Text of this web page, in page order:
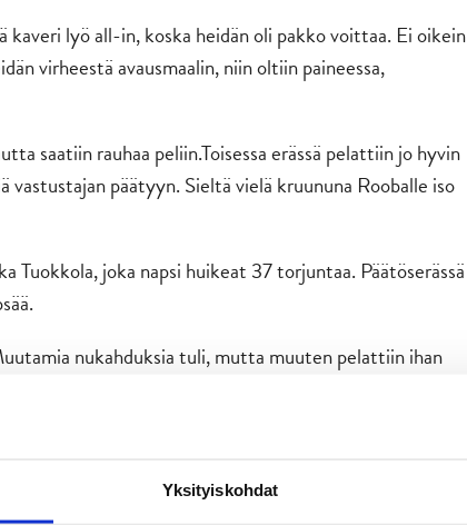
Yksityiskohdat
lyö all-in, koska heidän oli pakko voittaa. Ei oikein
virheestä avausmaalin, niin oltiin paineessa,
saatiin rauhaa peliin.Toisessa erässä pelattiin jo hyvin
päätyyn. Sieltä vielä kruununa Rooballe iso
joka napsi huikeat 37 torjuntaa. Päätöserässä
nukahduksia tuli, mutta muuten pelattiin ihan
Runkosarjaa on Hurrikaanin osalta jäljellä vielä
lauantaina Synergia-areenalla, kun vastaan luistelee